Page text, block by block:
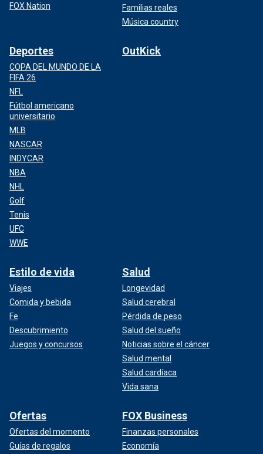
FOX Nation
Familias reales
Música country
Deportes
COPA DEL MUNDO DE LA
FIFA 26
NFL
Fútbol americano
universitario
MLB
NASCAR
INDYCAR
NBA
NHL
Golf
Tenis
UFC
WWE
OutKick
Estilo de vida
Viajes
Comida y bebida
Fe
Descubrimiento
Juegos y concursos
Salud
Longevidad
Salud cerebral
Pérdida de peso
Salud del sueño
Noticias sobre el cáncer
Salud mental
Salud cardíaca
Vida sana
Ofertas
Ofertas del momento
Guías de regalos
FOX Business
Finanzas personales
Economía